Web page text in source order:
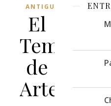
ANTIGUO
El
Templo
de
Artemisa